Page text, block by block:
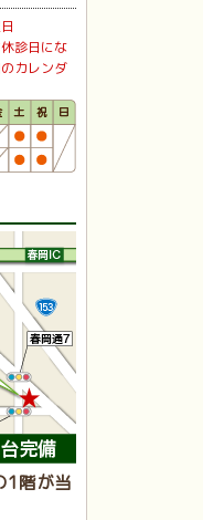
診日にな
カレンダ
1階が当